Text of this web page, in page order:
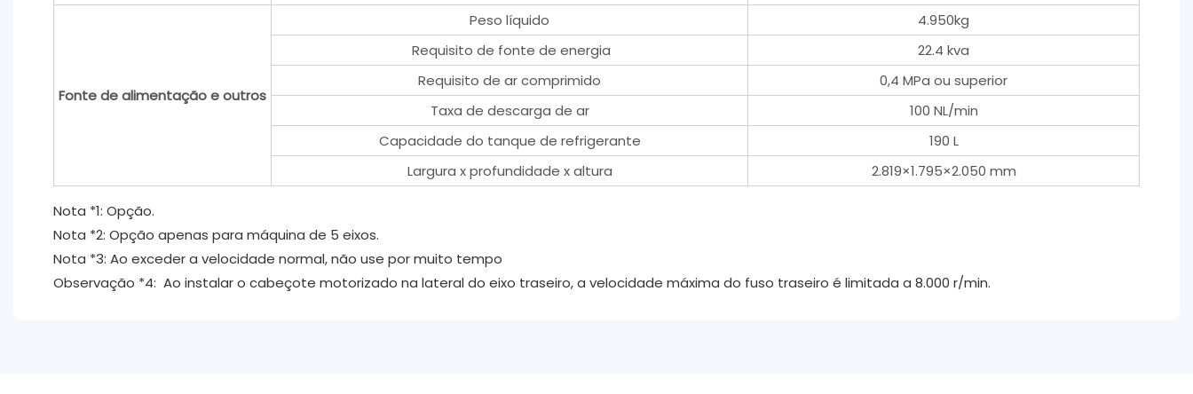
Fonte de alimentação e outros
Peso líquido
4.950kg
Requisito de fonte de energia
22.4 kva
Requisito de ar comprimido
0,4 MPa ou superior
Taxa de descarga de ar
100 NL/min
Capacidade do tanque de refrigerante
190 L
Largura x profundidade x altura
2.819×1.795×2.050 mm
Nota *1: Opção.
Nota *2: Opção apenas para máquina de 5 eixos.
Nota *3: Ao exceder a velocidade normal, não use por muito tempo
Observação *4: Ao instalar o cabeçote motorizado na lateral do eixo traseiro, a velocidade máxima do fuso traseiro é limitada a 8.000 r/min.